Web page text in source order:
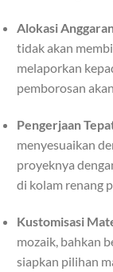
Alokasi
tidak akan
melaporkan
pemborosan
Pengerjaan
menyesuaikan
proyeknya
di kolam renang
Kustomisasi
mozaik, bahkan
siapkan pilihan